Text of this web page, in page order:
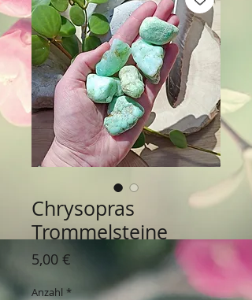
Chrysopras
Trommelsteine
5,00 €
Anzahl *